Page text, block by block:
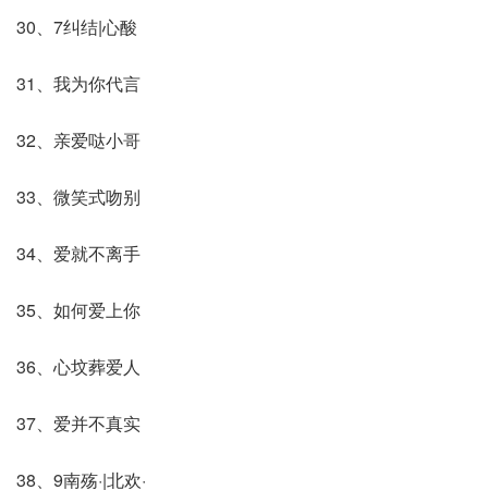
30、7纠结|心酸
31、我为你代言
32、亲爱哒小哥
33、微笑式吻别
34、爱就不离手
35、如何爱上你
36、心坟葬爱人
37、爱并不真实
38、9南殇·|北欢·